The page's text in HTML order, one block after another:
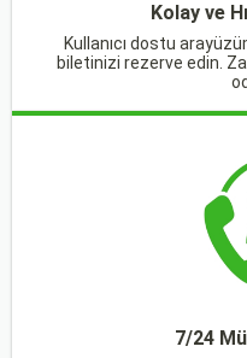
Kolay ve
Kullanıcı dostu
biletinizi rezerve edin.
7/24